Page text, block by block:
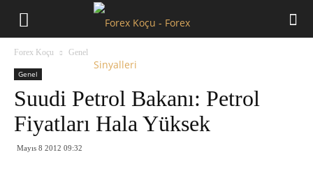
Forex Koçu Genel
Genel
Suudi Petrol Bakanı: Petrol
Fiyatları Hala Yüksek
Mayıs 8 2012 09:32